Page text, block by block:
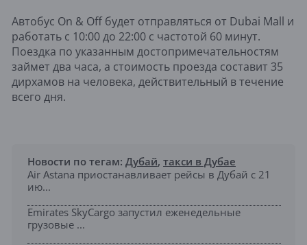
Автобус On & Off будет отправляться от Dubai Mall и
работать с 10:00 до 22:00 с частотой 60 минут.
Поездка по указанным достопримечательностям
займет два часа, а стоимость проезда составит 35
дирхамов на человека, действительный в течение
всего дня.
Новости по тегам: Дубай, такси в Дубае
Air Astana приостанавливает рейсы в Дубай с 21
ию...
Emirates SkyCargo запустил еженедельные
грузовые ...